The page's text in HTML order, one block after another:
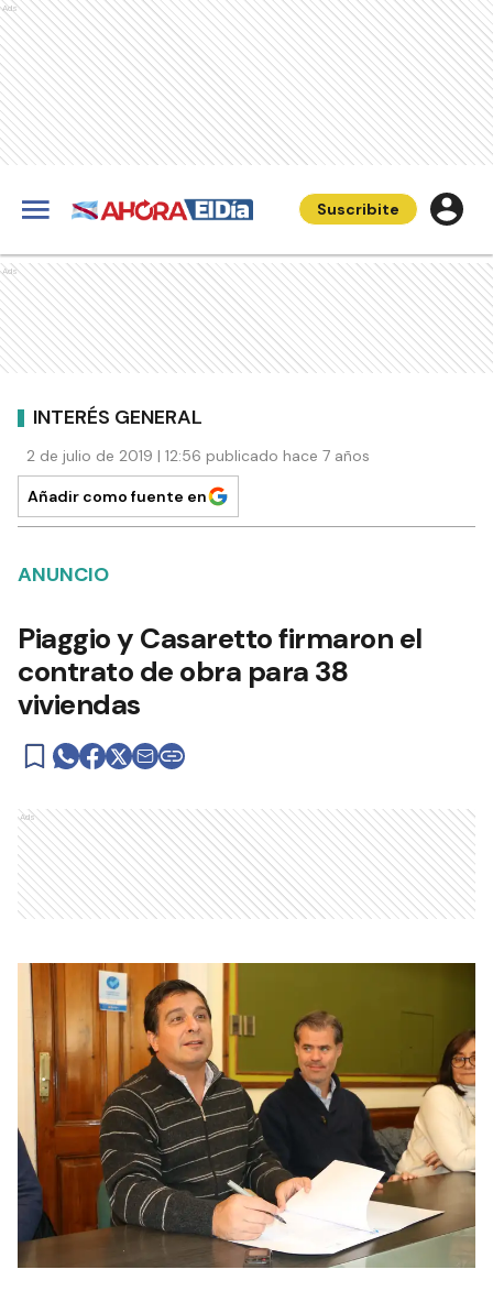
Ads
Suscribite
Ads
INTERÉS GENERAL
2 de julio de 2019 | 12:56 publicado hace 7 años
Añadir como fuente en
ANUNCIO
Piaggio y Casaretto firmaron el
contrato de obra para 38
viviendas
Ads